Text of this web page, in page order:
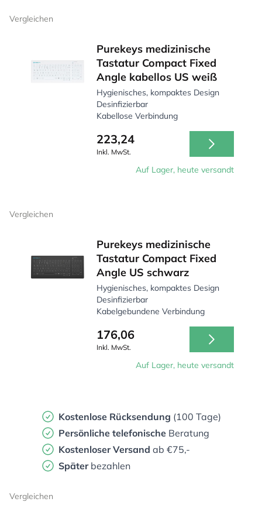
Vergleichen
Purekeys medizinische
Tastatur Compact Fixed
Angle kabellos US weiß
Hygienisches, kompaktes Design
Desinfizierbar
Kabellose Verbindung
223,24
Inkl. MwSt.
Auf Lager, heute versandt
Vergleichen
Purekeys medizinische
Tastatur Compact Fixed
Angle US schwarz
Hygienisches, kompaktes Design
Desinfizierbar
Kabelgebundene Verbindung
176,06
Inkl. MwSt.
Auf Lager, heute versandt
Kostenlose Rücksendung (100 Tage)
Persönliche telefonische Beratung
Kostenloser Versand ab €75,-
Später bezahlen
Vergleichen